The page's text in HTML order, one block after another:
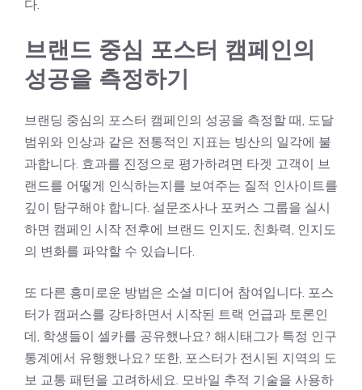
다.
브랜드 중심 포스터 캠페인의
성공을 측정하기
브랜딩 중심의 포스터 캠페인의 성공을 측정할 때, 도달
범위와 인상과 같은 전통적인 지표는 빙산의 일각에 불
과합니다. 효과를 진정으로 평가하려면 타겟 고객이 브
랜드를 어떻게 인식하는지를 보여주는 질적 인사이트를
깊이 탐구해야 합니다. 설문조사나 포커스 그룹을 실시
하면 캠페인 시작 전후에 브랜드 인지도, 친화력, 인지도
의 변화를 파악할 수 있습니다.
또 다른 흥미로운 방법은 소셜 미디어 참여입니다. 포스
터가 캠퍼스를 강타하면서 시작된 트랙 언급과 토론인
데, 학생들이 셀카를 공유했나요? 해시태그가 특정 인구
통계에서 유행했나요? 또한, 포스터가 전시된 지역의 도
보 교통 패턴을 고려하세요. 모바일 추적 기술을 사용하